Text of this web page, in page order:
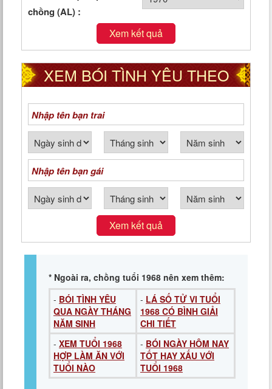
chồng (AL) :
Xem kết quả
XEM BÓI TÌNH YÊU THEO
NGÀY THÁNG NĂM SINH
Xem kết quả
* Ngoài ra, chồng tuổi 1968 nên xem thêm:
- BÓI TÌNH YÊU
QUA NGÀY THÁNG
NĂM SINH
- LÁ SỐ TỬ VI TUỔI
1968 CÓ BÌNH GIẢI
CHI TIẾT
- XEM TUỔI 1968
HỢP LÀM ĂN VỚI
TUỔI NÀO
- BÓI NGÀY HÔM NAY
TỐT HAY XẤU VỚI
TUỔI 1968